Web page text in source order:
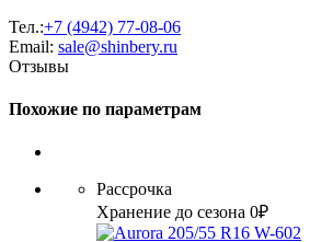
Тел.:+7 (4942) 77-08-06
Email: sale@shinbery.ru
Отзывы
Похожие по параметрам
Рассрочка
Хранение до сезона 0₽